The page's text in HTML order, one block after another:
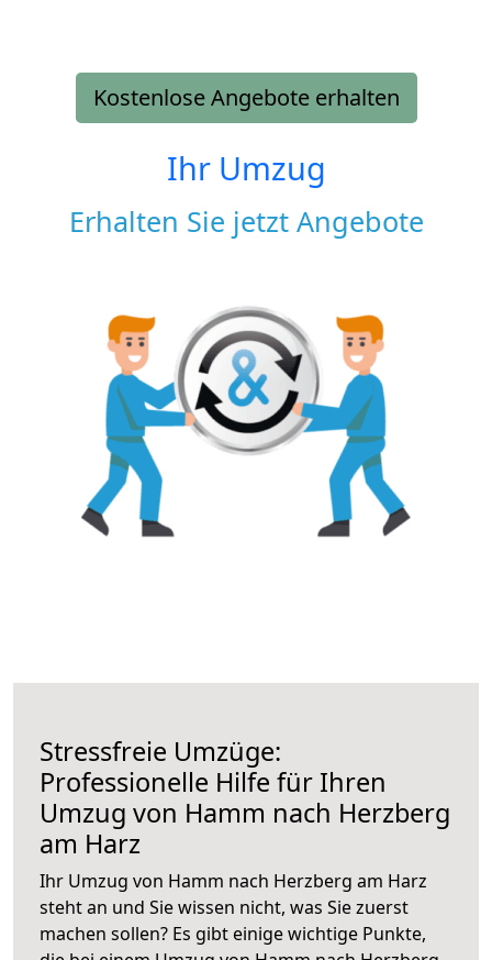
Kostenlose Angebote erhalten
Ihr Umzug
Erhalten Sie jetzt Angebote
Stressfreie Umzüge:
Professionelle Hilfe für Ihren
Umzug von Hamm nach Herzberg
am Harz
Ihr Umzug von Hamm nach Herzberg am Harz
steht an und Sie wissen nicht, was Sie zuerst
machen sollen? Es gibt einige wichtige Punkte,